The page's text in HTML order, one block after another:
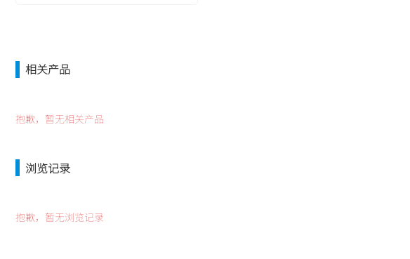
相关产品
抱歉，暂无相关产品
浏览记录
抱歉，暂无浏览记录